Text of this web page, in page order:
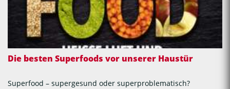
Die besten Superfoods vor unserer Haustür
Superfood – supergesund oder superproblematisch?